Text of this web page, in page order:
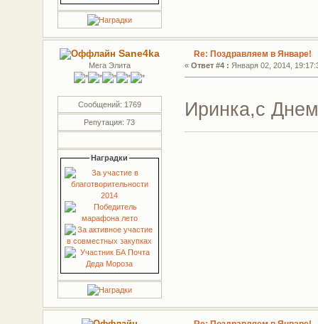
Sane4ka
Мега Элита
Сообщений: 1769
Репутация: 73
Наградки
Re: Поздравляем в Январе!
«Ответ #4 : Января 02, 2014,
Иринка,с